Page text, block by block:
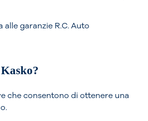
alle garanzie R.C. Auto
che consentono di ottenere una